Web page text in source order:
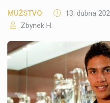
MUŽSTVO 13. dubna
Zbynek H.